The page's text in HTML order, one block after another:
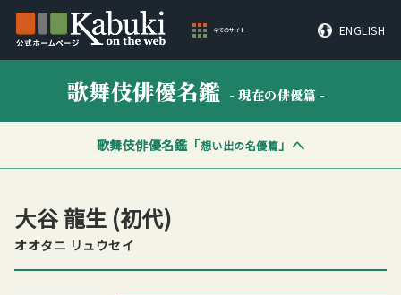
全てのサイト ENGLISH
歌舞伎俳優名鑑 - 現在の俳優篇 -
歌舞伎俳優名鑑「想い出の名優篇」へ
大谷 龍生 (初代)
オオタニ リュウセイ